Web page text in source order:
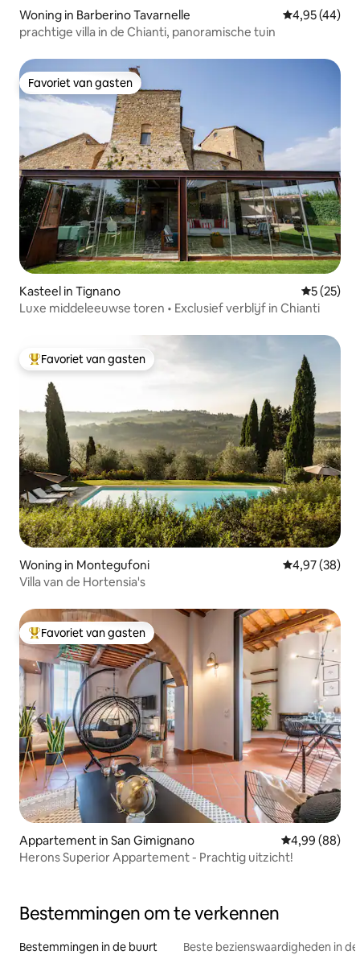
Woning in Barberino Tavarnelle Gemiddelde
4,95 (44)
prachtige villa in de Chianti, panoramische tuin
Favoriet van gasten
Favoriet van gasten
Kasteel in Tignano
5 (25)
Luxe middeleeuwse toren • Exclusief verblijf in Chianti
Topfavoriet van gasten
Favoriet van gasten
Woning in Montegufoni Gemiddelde
4,97 (38)
Villa van de Hortensia's
Topfavoriet van gasten
Favoriet van gasten
Appartement in San Gimignano Gemiddelde
4,99 (88)
Herons Superior Appartement - Prachtig uitzicht!
Bestemmingen om te verkennen
Bestemmingen in de buurt Beste bezienswaardigheden in